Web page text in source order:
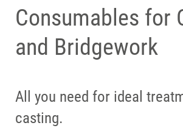
Consumables for
and Bridgework
All you need for ideal
casting.